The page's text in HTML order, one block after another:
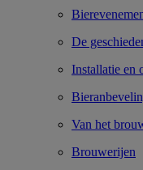
De
Installatie en
Van het
Brouwerijen